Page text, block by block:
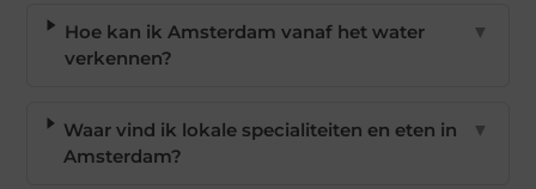
Hoe kan ik Amsterdam vanaf het water
verkennen?
▼
Waar vind ik lokale specialiteiten en eten in
Amsterdam?
▼